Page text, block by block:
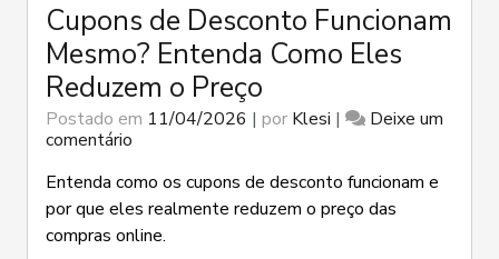
Cupons de Desconto Funcionam
Mesmo? Entenda Como Eles
Reduzem o Preço
Postado em 11/04/2026 | por Klesi |
Deixe um
comentário
de
Desconto
Funcionam
Mesmo?
Entenda como os cupons de desconto funcionam e
por que eles realmente reduzem o preço das
compras online.